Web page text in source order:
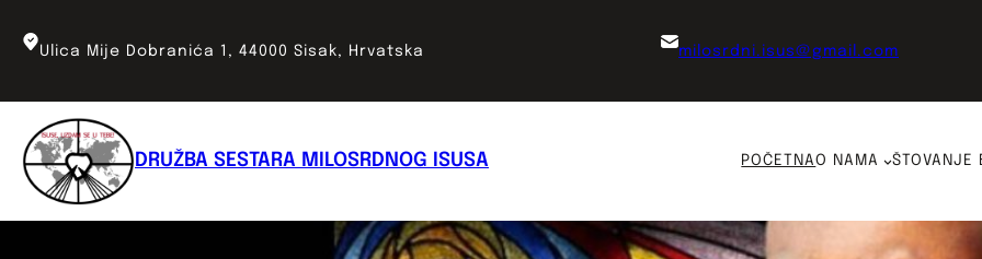
Ulica Mije Dobranića 1, 44000 Sisak, Hrvatska milosrdni.isus@gmail.com
DRUŽBA SESTARA MILOSRDNOG ISUSA POČETNAO NAMA ŠTOVANJE